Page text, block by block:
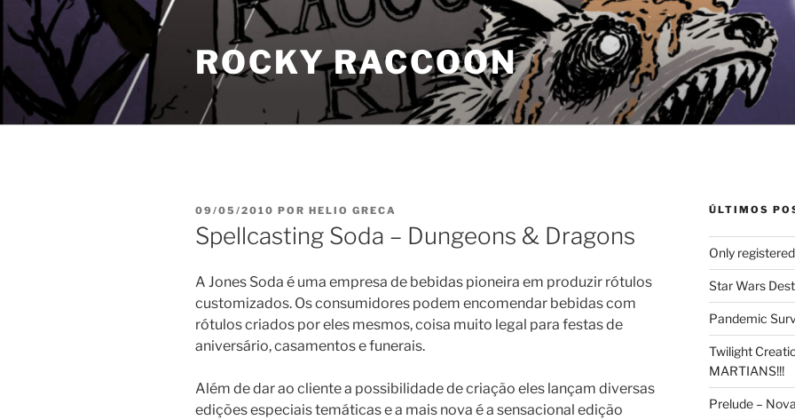
Pular
para
conteúdo
ROCKY RACCOON
PUBLICADO
EM
09/05/2010 POR HELIO GRECA
Spellcasting Soda – Dungeons & Dragons
A Jones Soda é uma empresa de bebidas pioneira em produzir rótulos
customizados. Os consumidores podem encomendar bebidas com
rótulos criados por eles mesmos, coisa muito legal para festas de
aniversário, casamentos e funerais.
Além de dar ao cliente a possibilidade de criação eles lançam diversas
edições especiais temáticas e a mais nova é a sensacional edição
ÚLTIMOS
Only
Star Wars
Pandemic
Twilight
MARTIANS!!!
Prelude –